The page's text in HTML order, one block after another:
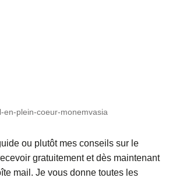
en-plein-coeur-monemvasia
ou plutôt mes conseils sur le
gratuitement et dès maintenant
mail. Je vous donne toutes les